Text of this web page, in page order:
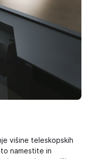
višine teleskopskih
namestite in